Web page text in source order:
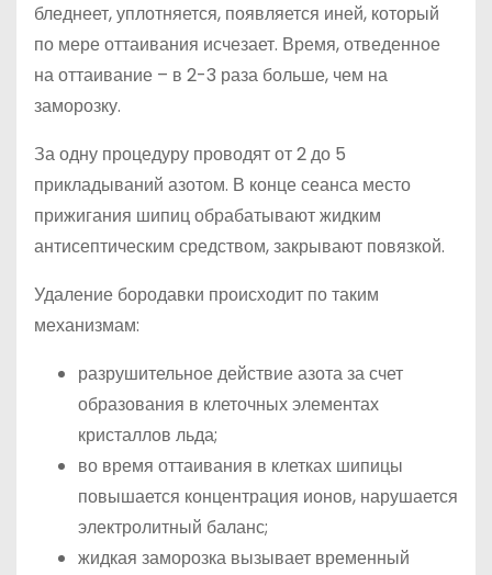
бледнеет, уплотняется, появляется иней, который
по мере оттаивания исчезает. Время, отведенное
на оттаивание – в 2-3 раза больше, чем на
заморозку.
За одну процедуру проводят от 2 до 5
прикладываний азотом. В конце сеанса место
прижигания шипиц обрабатывают жидким
антисептическим средством, закрывают повязкой.
Удаление бородавки происходит по таким
механизмам:
разрушительное действие азота за счет
образования в клеточных элементах
кристаллов льда;
во время оттаивания в клетках шипицы
повышается концентрация ионов, нарушается
электролитный баланс;
жидкая заморозка вызывает временный